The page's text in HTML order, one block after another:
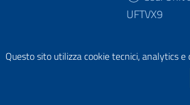
Questo sito utilizza cookie tecnici, analytics
UFTVX9